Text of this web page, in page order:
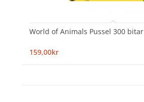
World of Animals Pussel 300 bitar
159,00kr